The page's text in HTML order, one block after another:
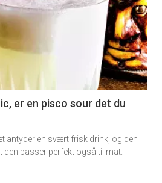
er en pisco sour det du
antyder en svært frisk drink, og den
den passer perfekt også til mat.